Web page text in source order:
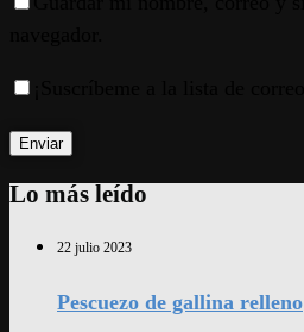
Lo más leído
22 julio 2023
Pescuezo de gallina relleno